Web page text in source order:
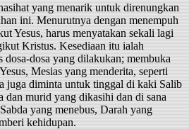
yang menarik untuk direnungkan
ini. Menurutnya dengan menempuh
Yesus, harus menyatakan sekali lagi
Kristus. Kesediaan itu ialah
dosa-dosa yang dilakukan; membuka
Mesias yang menderita, seperti
juga diminta untuk tinggal di kaki Salib
dan murid yang dikasihi dan di sana
yang menebus, Darah yang
kehidupan.